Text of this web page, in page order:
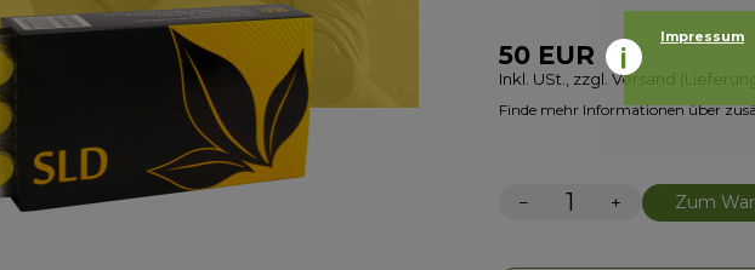
50 EUR
Inkl. USt., zzgl. Versand
Finde mehr Informationen über
− + Zum
Impressum